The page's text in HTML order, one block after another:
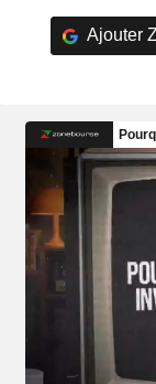
Ajouter